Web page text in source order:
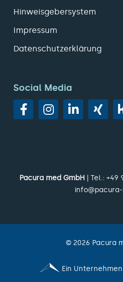
Hinweisgebersystem
Impressum
Datenschutzerklärung
Social Media
Pacura med GmbH | Tel.: +49
© 2026 Pacura
Ein